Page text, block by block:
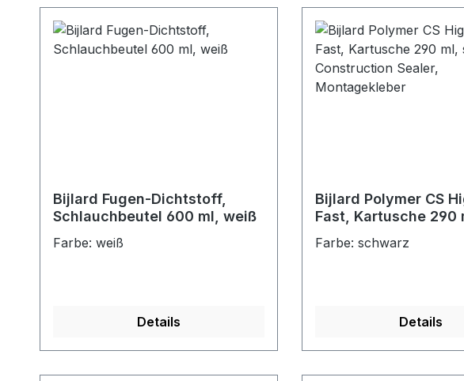
Bijlard Fugen-Dichtstoff,
Schlauchbeutel 600 ml, weiß
Farbe: weiß
Details
Bijlard Polymer CS
Fast, Kartusche 290
Montagekleber
Farbe: schwarz
Details